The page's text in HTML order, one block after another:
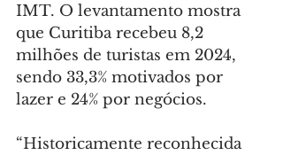
IMT. O levantamento mostra
que Curitiba recebeu 8,2
milhões de turistas em 2024,
sendo 33,3% motivados por
lazer e 24% por negócios.
“Historicamente reconhecida